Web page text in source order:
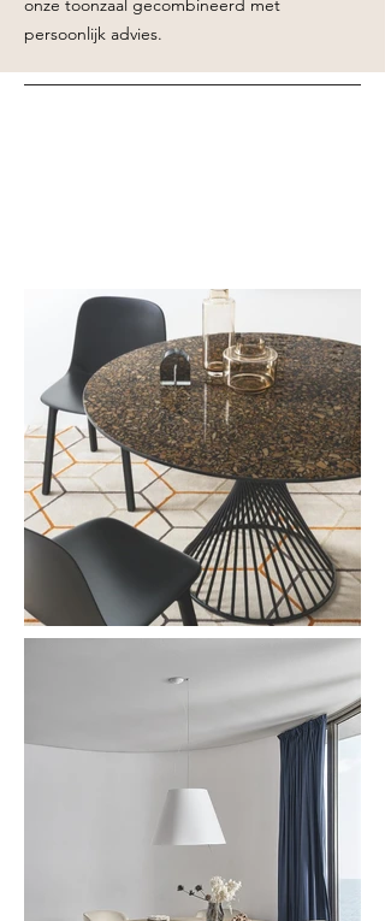
onze toonzaal gecombineerd met
persoonlijk advies.